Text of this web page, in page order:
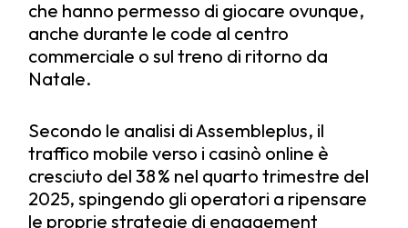
che hanno permesso di giocare ovunque,
anche durante le code al centro
commerciale o sul treno di ritorno da
Natale.
Secondo le analisi di Assembleplus, il
traffico mobile verso i casinò online è
cresciuto del 38 % nel quarto trimestre del
2025, spingendo gli operatori a ripensare
le proprie strategie di engagement